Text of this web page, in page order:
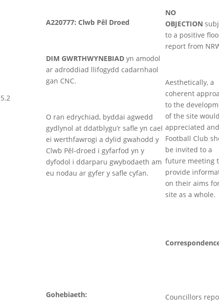
5.2
A220777: Clwb Pêl Droed
DIM GWRTHWYNEBIAD yn amodol
ar adroddiad llifogydd cadarnhaol
gan CNC.
O ran edrychiad, byddai agwedd
gydlynol at ddatblygu’r safle yn cael
ei werthfawrogi a dylid gwahodd y
Clwb Pêl-droed i gyfarfod yn y
dyfodol i ddarparu gwybodaeth am
eu nodau ar gyfer y safle cyfan.
NO
OBJECTION
to a positive
report from
Aesthetically, a
coherent
to the
of the site
appreciated
Football Club
be invited to a
future meeting
provide
on their aims
site as a whole.
Gohebiaeth:
Councillors